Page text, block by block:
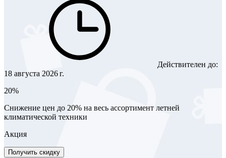
Действителен до:
18 августа 2026 г.
20%
Снижение цен до 20% на весь ассортимент летней
климатической техники
Акция
Получить скидку